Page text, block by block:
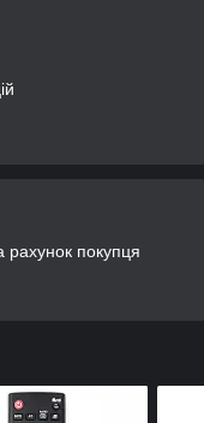
рахунок покупця